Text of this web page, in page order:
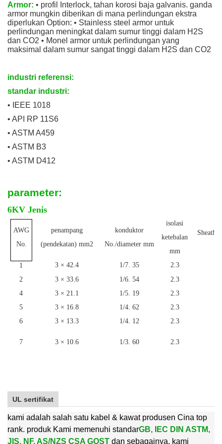
Armor: • profil Interlock, tahan korosi baja galvanis. ganda
armor mungkin diberikan di mana perlindungan ekstra
diperlukan Option: • Stainless steel armor untuk
perlindungan meningkat dalam sumur tinggi dalam H2S
dan CO2 • Monel armor untuk perlindungan yang
maksimal dalam sumur sangat tinggi dalam H2S dan CO2
industri referensi:
standar industri:
• IEEE 1018
• API RP 11S6
• ASTM A459
• ASTM B3
• ASTM D412
parameter:
6KV Jenis
AWG
No.
penampang
(pendekatan) mm2
konduktor
No./diameter mm
isolasi
ketebalan
mm
Sheath
1 3 × 42.4 1/7. 35 2.3
2
3 × 33.6 1/6. 54 2.3
4
3 × 21.1 1/5. 19 2.3
5
3 × 16.8 1/4. 62 2.3
6
3 × 13.3 1/4. 12 2.3
7 3 × 10.6 1/3. 60 2.3
UL sertifikat
kami adalah salah satu kabel & kawat produsen Cina top
rank. produk Kami memenuhi standarGB, IEC DIN ASTM,
JIS, NF, AS/NZS CSA GOST dan sebagainya. kami